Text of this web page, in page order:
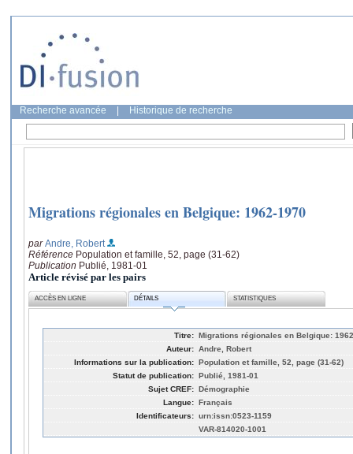
Recherche avancée Historique de recherche
Migrations régionales en Belgique: 1962-1970
parAndre, Robert
Référence Population et famille, 52, page (31-62)
Publication Publié, 1981-01
Article révisé par les pairs
ACCÈS EN LIGNE DÉTAILS STATISTIQUES
Titre: Migrations régionales en Belgique:
Auteur: Andre, Robert
Informations sur la publication: Population et famille, 52, page (31-62)
Statut de publication: Publié, 1981-01
Sujet CREF: Démographie
Langue: Français
Identificateurs: urn:issn:0523-1159
VAR-814020-1001